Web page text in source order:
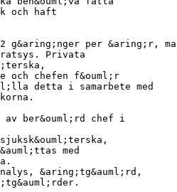
och haft
g&aring;nger per &aring;r,
Privata
och chefen f&ouml;r
detta i samarbete med
av ber&ouml;rd chef i
med
&aring;tg&auml;rd,